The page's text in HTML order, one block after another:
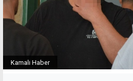
Kamalı Haber